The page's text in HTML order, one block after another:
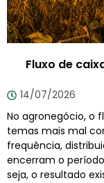
Fluxo de
14/07/2026
No agronegócio, o
temas mais mal
frequência,
encerram o
seja, o resultado